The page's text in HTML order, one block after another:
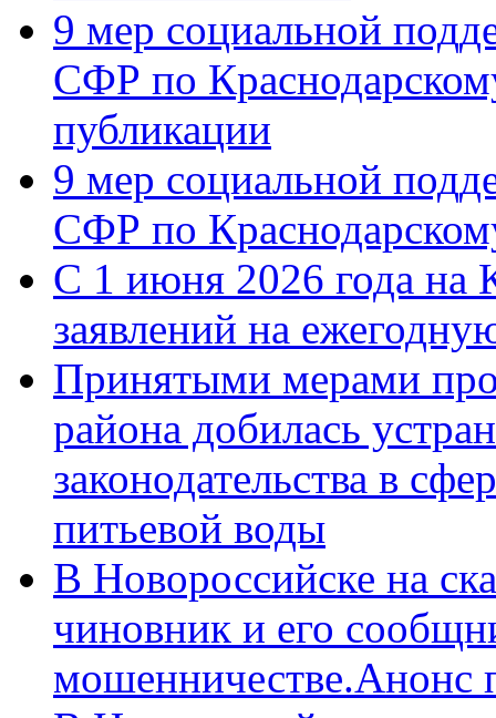
9 мер социальной
СФР по
публикации
9 мер социальной
СФР по
С 1 июня 2026 года на
заявлений на
Принятыми мерами
района добилась
законодательства в
питьевой воды
В Новороссийске на
чиновник и его
мошенничестве.Анонс